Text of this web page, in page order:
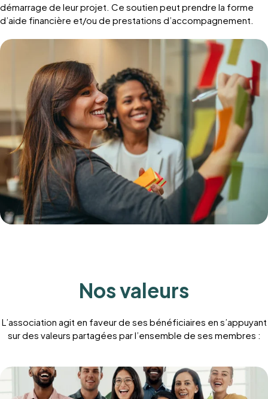
démarrage de leur projet. Ce soutien peut prendre la forme
d’aide financière et/ou de prestations d’accompagnement.
Nos valeurs
L’association agit en faveur de ses bénéficiaires en s’appuyant
sur des valeurs partagées par l’ensemble de ses membres :